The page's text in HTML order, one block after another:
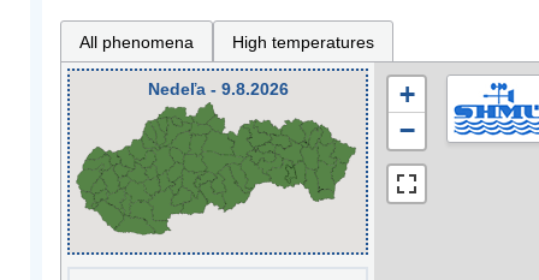
All phenomena High temperatures
Nedeľa - 9.8.2026
+
−